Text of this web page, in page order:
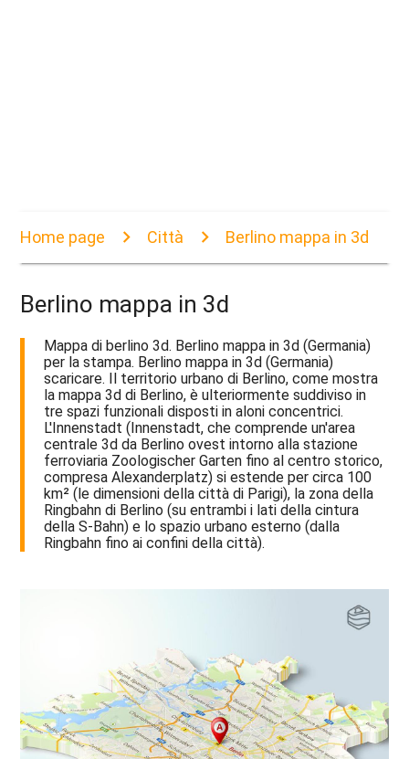
Home page Città Berlino mappa in 3d
Berlino mappa in 3d
Mappa di berlino 3d. Berlino mappa in 3d (Germania)
per la stampa. Berlino mappa in 3d (Germania)
scaricare. Il territorio urbano di Berlino, come mostra
la mappa 3d di Berlino, è ulteriormente suddiviso in
tre spazi funzionali disposti in aloni concentrici.
L'Innenstadt (Innenstadt, che comprende un'area
centrale 3d da Berlino ovest intorno alla stazione
ferroviaria Zoologischer Garten fino al centro storico,
compresa Alexanderplatz) si estende per circa 100
km² (le dimensioni della città di Parigi), la zona della
Ringbahn di Berlino (su entrambi i lati della cintura
della S-Bahn) e lo spazio urbano esterno (dalla
Ringbahn fino ai confini della città).